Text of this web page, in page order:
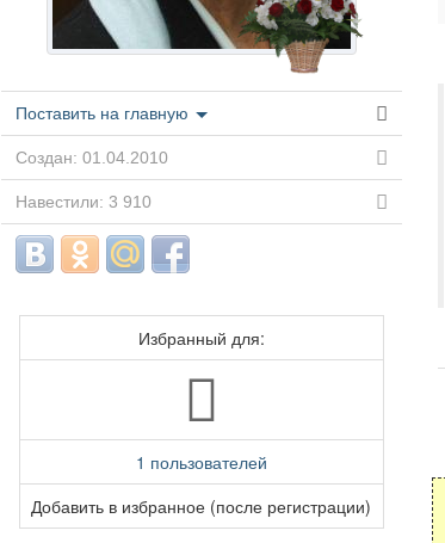
Поставить на главную
Создан: 01.04.2010
Навестили: 3 910
Избранный для:
1 пользователей
Добавить в избранное (после регистрации)